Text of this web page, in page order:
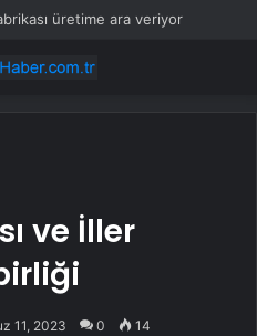
üretime ara veriyor
ve İller
11, 2023 0 14